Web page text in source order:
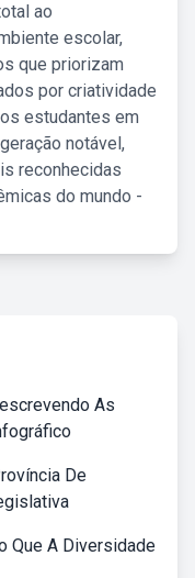
ao
escolar,
que priorizam
por criatividade
estudantes em
notável,
reconhecidas
do mundo -
As
De
Que A Diversidade